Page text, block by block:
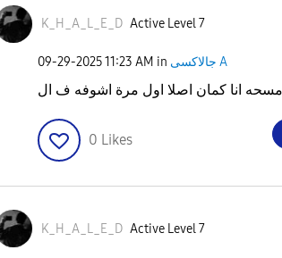
K_H_A_L_E_D Active Level 7
‎09-29-202511:23 AM in جالاكسى A
0 Likes
K_H_A_L_E_D Active Level 7